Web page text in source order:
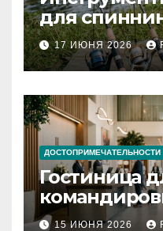
для
рыбалки:
типы
17 ИЮНЯ 2026
ДОСТОПРИМЕЧАТЕЛЬНОСТИ
Гостиница
критерии
15 ИЮНЯ 2026